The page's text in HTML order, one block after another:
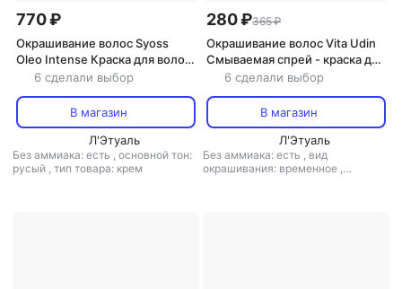
770 ₽
Окрашивание волос Syoss
Oleo Intense Краска для волос
оттенок 6-80 Золотистый
6 сделали выбор
В магазин
Л'Этуаль
Без аммиака: есть , основной тон:
русый , тип товара: крем
280 ₽365 ₽
Окрашивание волос Vita Udin
Смываемая спрей - краска для
волос SUPER зелёный оттенок
6 сделали выбор
В магазин
Л'Этуаль
Без аммиака: есть , вид
окрашивания: временное ,